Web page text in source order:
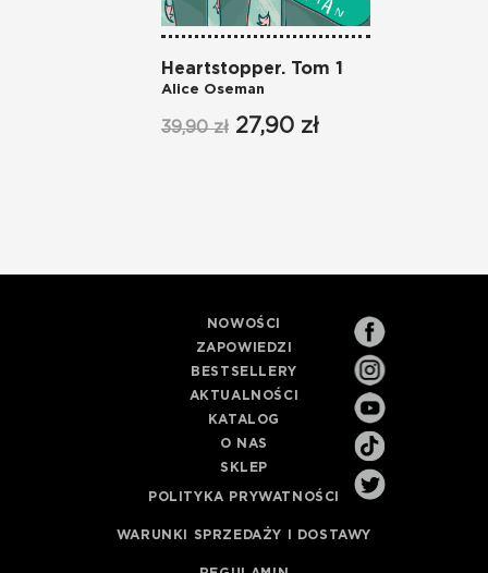
Heartstopper. Tom 1
Alice Oseman
39,90 zł 27,90 zł
NOWOŚCI
ZAPOWIEDZI
BESTSELLERY
AKTUALNOŚCI
KATALOG
O NAS
SKLEP
POLITYKA PRYWATNOŚCI
WARUNKI SPRZEDAŻY I DOSTAWY